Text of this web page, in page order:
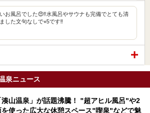
お風呂でした😍‼️水風呂やサウナも完備でとても清
した文句なしで⭐︎5です‼️
泉ニュース
湊山温泉」が話題沸騰！ "超アヒル風呂"や2
を使った広大な休憩スペース"喫泉"などで魅